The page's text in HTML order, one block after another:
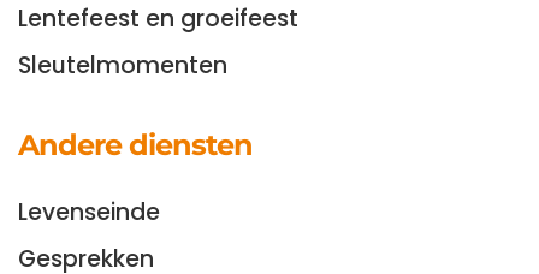
Lentefeest en groeifeest
Sleutelmomenten
Andere diensten
Levenseinde
Gesprekken